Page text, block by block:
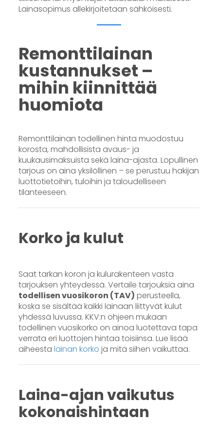
Lainasopimus allekirjoitetaan sähköisesti.
Remonttilainan
kustannukset –
mihin kiinnittää
huomiota
Remonttilainan todellinen hinta muodostuu
korosta, mahdollisista avaus- ja
kuukausimaksuista sekä laina-ajasta. Lopullinen
tarjous on aina yksilöllinen – se perustuu hakijan
luottotietoihin, tuloihin ja taloudelliseen
tilanteeseen.
Korko ja kulut
Saat tarkan koron ja kulurakenteen vasta
tarjouksen yhteydessä. Vertaile tarjouksia aina
todellisen vuosikoron (TAV) perusteella,
koska se sisältää kaikki lainaan liittyvät kulut
yhdessä luvussa. KKV:n ohjeen mukaan
todellinen vuosikorko on ainoa luotettava tapa
verrata eri luottojen hintaa toisiinsa. Lue lisää
aiheesta lainan korko ja mitä siihen vaikuttaa.
Laina-ajan vaikutus
kokonaishintaan